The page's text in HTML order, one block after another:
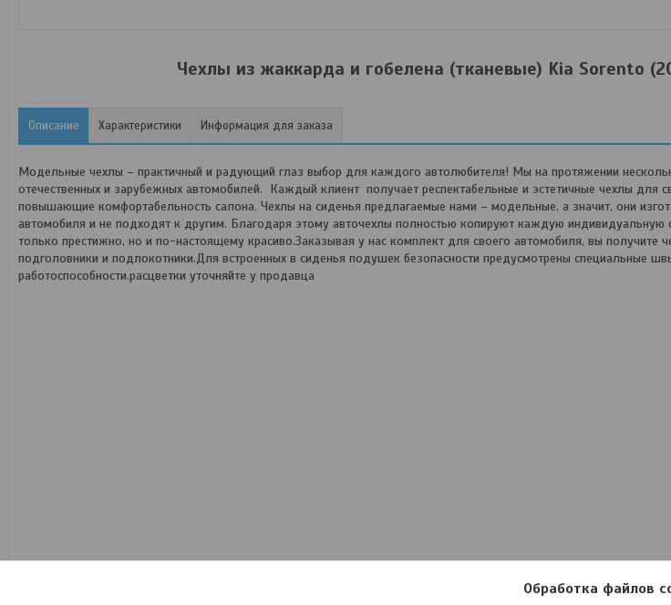
Чехлы из жаккарда и гобелена (тканевые) Kia Sorento
Описание Характеристики Информация для заказа
Модельные чехлы – практичный и радующий глаз выбор для каждого автолюбителя! Мы на протяжении
отечественных и зарубежных автомобилей. Каждый клиент получает респектабельные и эстетичные чехлы для
повышающие комфортабельность салона. Чехлы на сиденья предлагаемые нами – модельные, а значит, они
автомобиля и не подходят к другим. Благодаря этому авточехлы полностью копируют каждую индивидуальную
только престижно, но и по-настоящему красиво.Заказывая у нас комплект для своего автомобиля, вы получите
подголовники и подлокотники.Для встроенных в сиденья подушек безопасности предусмотрены специальные
работоспособности.расцветки уточняйте у продавца
Обработка файлов